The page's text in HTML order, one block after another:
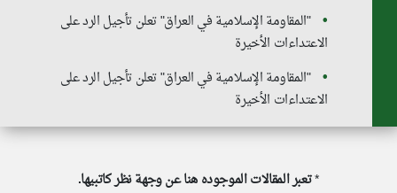
"المقاومة الإسلامية في العراق" تعلن تأجيل الرد على
الاعتداءات الأخيرة
"المقاومة الإسلامية في العراق" تعلن تأجيل الرد على
الاعتداءات الأخيرة
*تعبر المقالات الموجوده هنا عن وجهة نظر كاتبيها.